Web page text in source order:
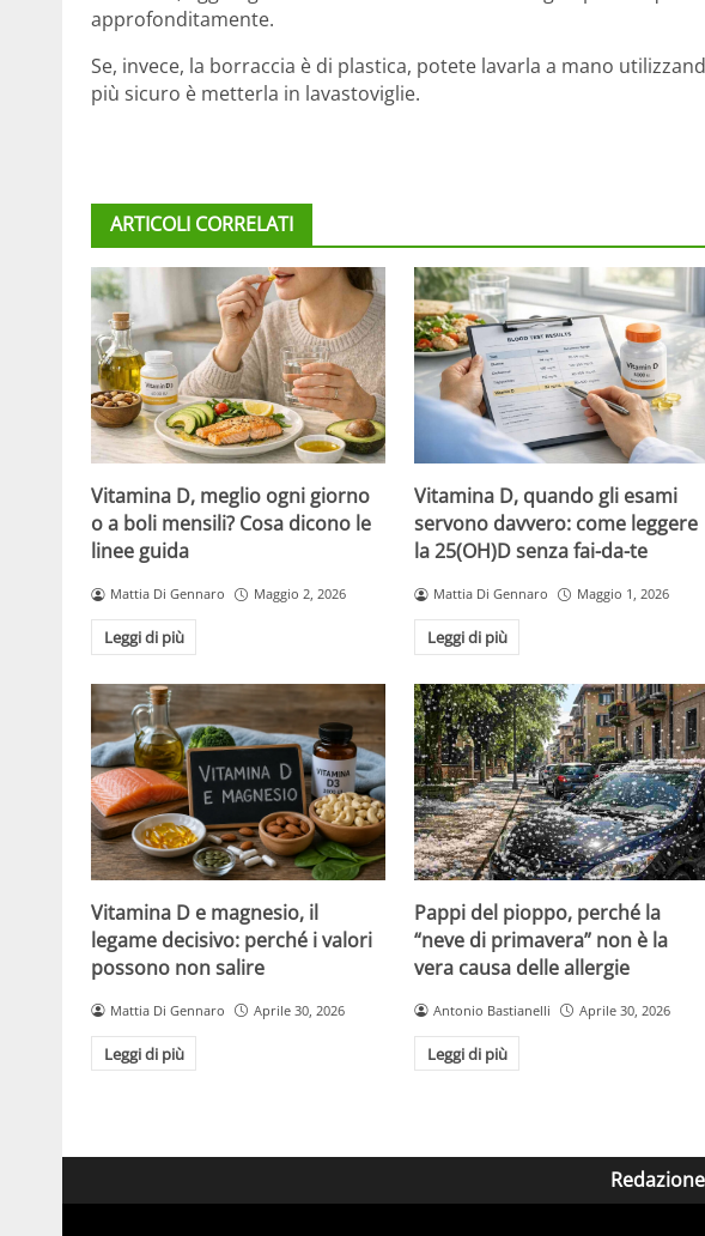
approfonditamente.
Se, invece, la borraccia è di plastica, potete lavarla a mano
più sicuro è metterla in lavastoviglie.
ARTICOLI CORRELATI
Vitamina D, meglio ogni giorno
o a boli mensili? Cosa dicono le
linee guida
Mattia Di Gennaro Maggio 2, 2026
Leggi di più
Vitamina D, quando gli esami
servono davvero: come leggere
la 25(OH)D senza fai-da-te
Mattia Di Gennaro Maggio 1, 2026
Leggi di più
Vitamina D e magnesio, il
legame decisivo: perché i valori
possono non salire
Mattia Di Gennaro Aprile 30, 2026
Leggi di più
Pappi del pioppo, perché la
“neve di primavera” non è la
vera causa delle allergie
Antonio Bastianelli Aprile 30, 2026
Leggi di più
Redazione